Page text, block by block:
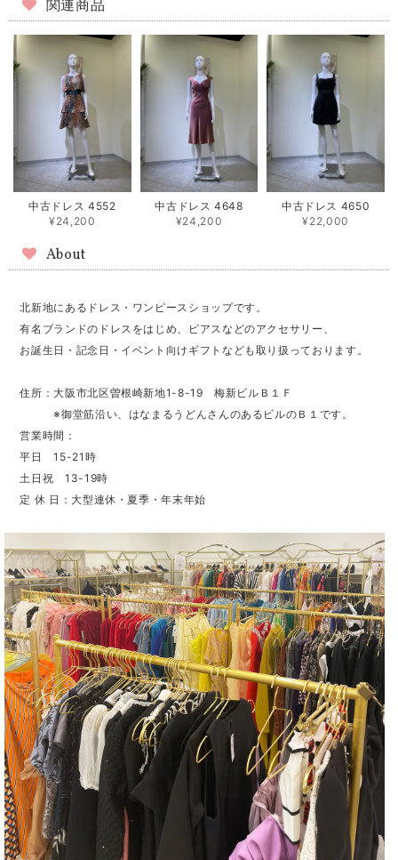
関連商品
中古ドレス 4552
¥24,200
中古ドレス 4648
¥24,200
中古ドレス 4650
¥22,000
About
北新地にあるドレス・ワンピースショップです。
有名ブランドのドレスをはじめ、ピアスなどのアクセサリー、
お誕生日・記念日・イベント向けギフトなども取り扱っております。
住所：大阪市北区曽根崎新地1-8-19 梅新ビルＢ１Ｆ
※御堂筋沿い、はなまるうどんさんのあるビルのＢ１です。
営業時間：
平日 15-21時
土日祝 13-19時
定 休 日：大型連休・夏季・年末年始